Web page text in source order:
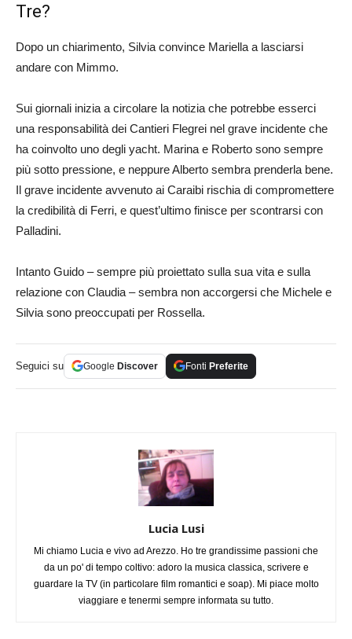
Tre?
Dopo un chiarimento, Silvia convince Mariella a lasciarsi
andare con Mimmo.
Sui giornali inizia a circolare la notizia che potrebbe esserci
una responsabilità dei Cantieri Flegrei nel grave incidente che
ha coinvolto uno degli yacht. Marina e Roberto sono sempre
più sotto pressione, e neppure Alberto sembra prenderla bene.
Il grave incidente avvenuto ai Caraibi rischia di compromettere
la credibilità di Ferri, e quest’ultimo finisce per scontrarsi con
Palladini.
Intanto Guido – sempre più proiettato sulla sua vita e sulla
relazione con Claudia – sembra non accorgersi che Michele e
Silvia sono preoccupati per Rossella.
Seguici su Google Discover Fonti Preferite
Lucia Lusi
Mi chiamo Lucia e vivo ad Arezzo. Ho tre grandissime passioni che
da un po' di tempo coltivo: adoro la musica classica, scrivere e
guardare la TV (in particolare film romantici e soap). Mi piace molto
viaggiare e tenermi sempre informata su tutto.